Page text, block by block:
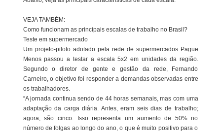
VEJA TAMBÉM:
Como funcionam as principais escalas de trabalho no Brasil?
Teste em supermercado
Um projeto-piloto adotado pela rede de supermercados Pague
Menos passou a testar a escala 5x2 em unidades da região.
Segundo o diretor de gente e gestão da rede, Fernando
Carneiro, o objetivo foi responder a demandas observadas entre
os trabalhadores.
“A jornada continua sendo de 44 horas semanais, mas com uma
adaptação da carga diária. Antes, eram seis dias de trabalho;
agora, são cinco. Isso representa um aumento de 50% no
número de folgas ao longo do ano, o que é muito positivo para o